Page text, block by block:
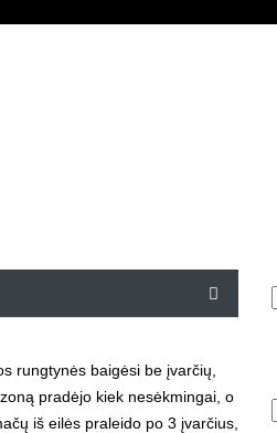
rungtynės baigėsi be įvarčių,
pradėjo kiek nesėkmingai, o
iš eilės praleido po 3 įvarčius,